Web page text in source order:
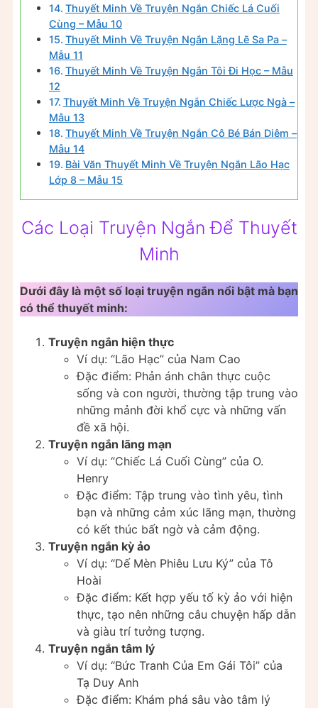
Thuyết Minh Về Truyện Ngắn Chiếc Lá Cuối
Cùng – Mẫu 10
Thuyết Minh Về Truyện Ngắn Lặng Lẽ Sa Pa –
Mẫu 11
Thuyết Minh Về Truyện Ngắn Tôi Đi Học – Mẫu
12
Thuyết Minh Về Truyện Ngắn Chiếc Lược Ngà –
Mẫu 13
Thuyết Minh Về Truyện Ngắn Cô Bé Bán Diêm –
Mẫu 14
Bài Văn Thuyết Minh Về Truyện Ngắn Lão Hạc
Lớp 8 – Mẫu 15
Các Loại Truyện Ngắn Để Thuyết
Minh
Dưới đây là một số loại truyện ngắn nổi bật mà bạn
có thể thuyết minh:
Truyện ngắn hiện thực
Ví dụ: “Lão Hạc” của Nam Cao
Đặc điểm: Phản ánh chân thực cuộc
sống và con người, thường tập trung vào
những mảnh đời khổ cực và những vấn
đề xã hội.
Truyện ngắn lãng mạn
Ví dụ: “Chiếc Lá Cuối Cùng” của O.
Henry
Đặc điểm: Tập trung vào tình yêu, tình
bạn và những cảm xúc lãng mạn, thường
có kết thúc bất ngờ và cảm động.
Truyện ngắn kỳ ảo
Ví dụ: “Dế Mèn Phiêu Lưu Ký” của Tô
Hoài
Đặc điểm: Kết hợp yếu tố kỳ ảo với hiện
thực, tạo nên những câu chuyện hấp dẫn
và giàu trí tưởng tượng.
Truyện ngắn tâm lý
Ví dụ: “Bức Tranh Của Em Gái Tôi” của
Tạ Duy Anh
Đặc điểm: Khám phá sâu vào tâm lý